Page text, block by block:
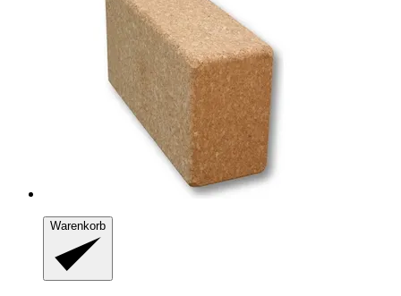
Warenkorb